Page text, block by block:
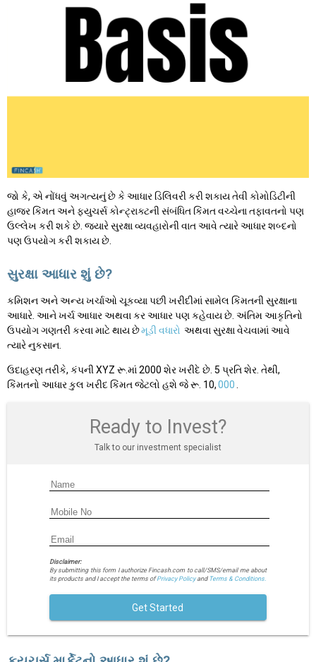
જો કે, એ નોંધવું અગત્યનું છે કે આધાર ડિલિવરી કરી શકાય તેવી કોમોડિટીની
હાજર કિંમત અને ફ્યુચર્સ કોન્ટ્રાક્ટની સંબંધિત કિંમત વચ્ચેના તફાવતનો પણ
ઉલ્લેખ કરી શકે છે. જ્યારે સુરક્ષા વ્યવહારોની વાત આવે ત્યારે આધાર શબ્દનો
પણ ઉપયોગ કરી શકાય છે.
સુરક્ષા આધાર શું છે?
કમિશન અને અન્ય ખર્ચાઓ ચૂકવ્યા પછી ખરીદીમાં સામેલ કિંમતની સુરક્ષાના
આધારે. આને ખર્ચ આધાર અથવા કર આધાર પણ કહેવાય છે. અંતિમ આકૃતિનો
ઉપયોગ ગણતરી કરવા માટે થાય છેમૂડી વધારો અથવા સુરક્ષા વેચવામાં આવે
ત્યારે નુકસાન.
ઉદાહરણ તરીકે, કંપની XYZ રૂ.માં 2000 શેર ખરીદે છે. 5 પ્રતિ શેર. તેથી,
કિંમતનો આધાર કુલ ખરીદ કિંમત જેટલો હશે જે રૂ. 10,000
Ready to Invest?
Talk to our investment specialist
Disclaimer:
By submitting this form I authorize Fincash.com to call/SMS/email me about
its products and I accept the terms ofPrivacy Policyand Terms & Conditions.
Get Started